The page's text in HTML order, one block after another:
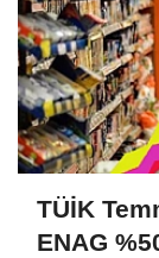
TÜİK
ENAG